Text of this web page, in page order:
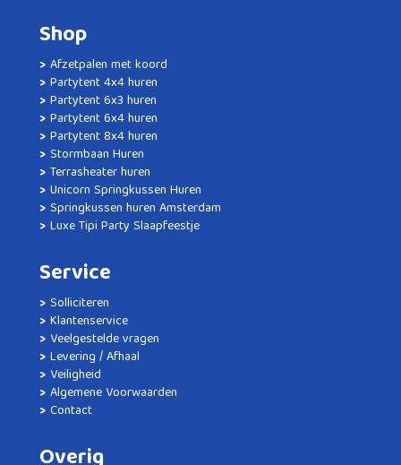
Shop
Afzetpalen met koord
Partytent 4x4 huren
Partytent 6x3 huren
Partytent 6x4 huren
Partytent 8x4 huren
Stormbaan Huren
Terrasheater huren
Unicorn Springkussen Huren
Springkussen huren Amsterdam
Luxe Tipi Party Slaapfeestje
Service
Solliciteren
Klantenservice
Veelgestelde vragen
Levering / Afhaal
Veiligheid
Algemene Voorwaarden
Contact